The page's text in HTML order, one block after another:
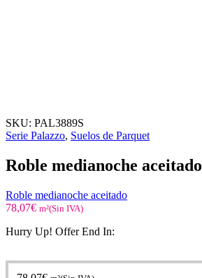
SKU: PAL3889S
Serie Palazzo, Suelos de Parquet
Roble medianoche aceitado
Roble medianoche aceitado
78,07€ m²(Sin IVA)
Hurry Up! Offer End In: